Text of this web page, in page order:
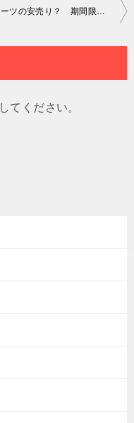
顔パーツの安売り？ 期間限定ガチャ ブレーメンの音楽隊 明らかにこれはヒドイ件ｗ
してください。